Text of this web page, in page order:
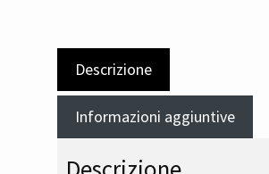
Descrizione
Informazioni aggiuntive